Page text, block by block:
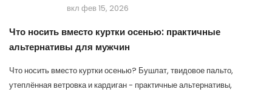
вкл фев 15, 2026
Что носить вместо куртки осенью: практичные
альтернативы для мужчин
Что носить вместо куртки осенью? Бушлат, твидовое пальто,
утеплённая ветровка и кардиган - практичные альтернативы,